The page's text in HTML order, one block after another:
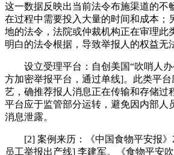
这一数据反映出当前法令布施渠道的不
在过程中需要投入大量的时间和成本；
地的法令，法院或仲裁机构正在审理此
明白的法令根据，导致举报人的权益无
设立受理平台：自创美国“吹哨人办
方加密举报平台，通过单线]。此类平
艺，确推荐报人消息正在传输和存储过
平台应于监管部分运转，避免因内部人
消息泄露。
[2] 案例来历：《中国食物平安报》
员工举报出产线] 李建军。《食物平安